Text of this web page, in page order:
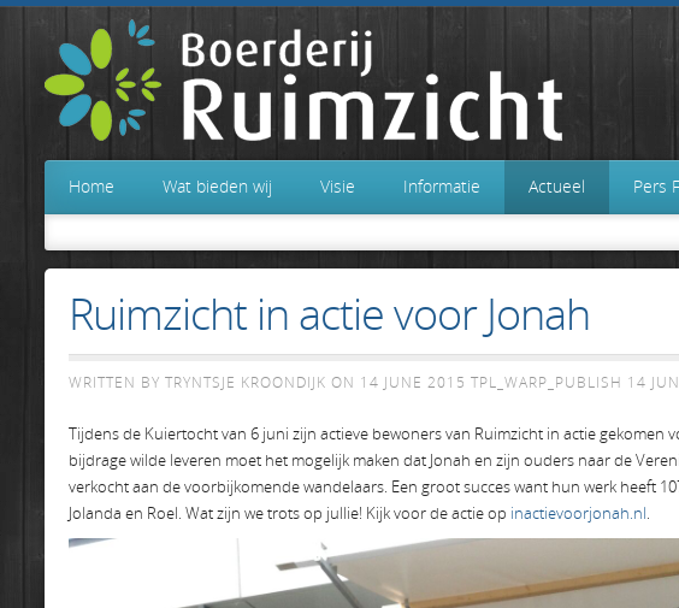
Home Wat bieden wij Visie Informatie Actueel Pers
Ruimzicht in actie voor Jonah
WRITTEN BY TRYNTSJE KROONDIJK ON 14 JUNE 2015 TPL_WARP_PUBLISH 14
Tijdens de Kuiertocht van 6 juni zijn actieve bewoners van Ruimzicht in actie
bijdrage wilde leveren moet het mogelijk maken dat Jonah en zijn ouders naar de
verkocht aan de voorbijkomende wandelaars. Een groot succes want hun werk heeft
Jolanda en Roel. Wat zijn we trots op jullie! Kijk voor de actie op inactievoorjonah.nl.